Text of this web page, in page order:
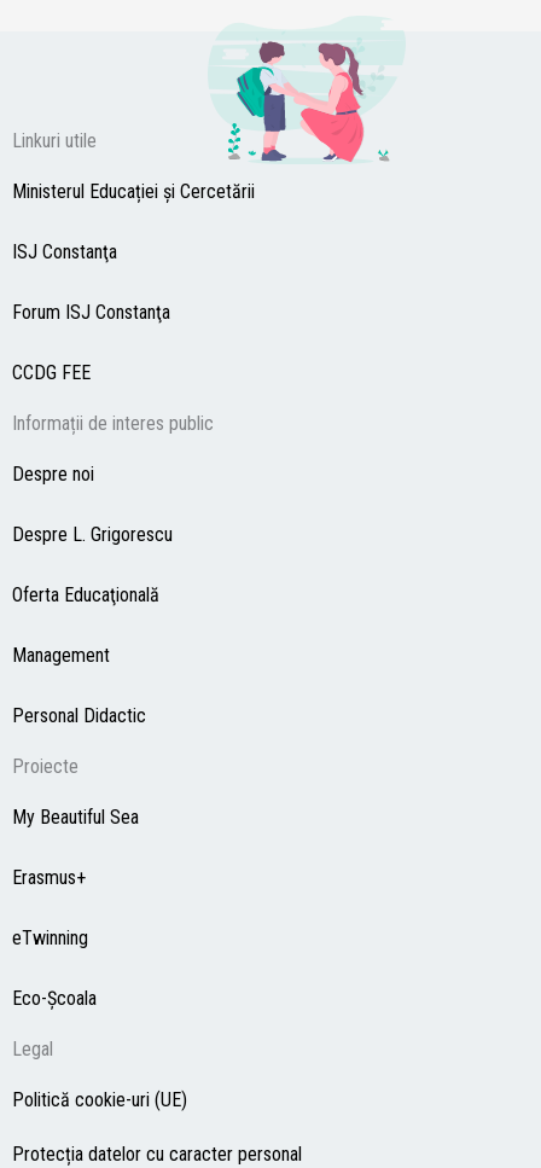
Linkuri utile
Ministerul Educației și Cercetării
ISJ Constanţa
Forum ISJ Constanţa
CCDG FEE
Informații de interes public
Despre noi
Despre L. Grigorescu
Oferta Educaţională
Management
Personal Didactic
Proiecte
My Beautiful Sea
Erasmus+
eTwinning
Eco-Şcoala
Legal
Politică cookie-uri (UE)
Protecția datelor cu caracter personal